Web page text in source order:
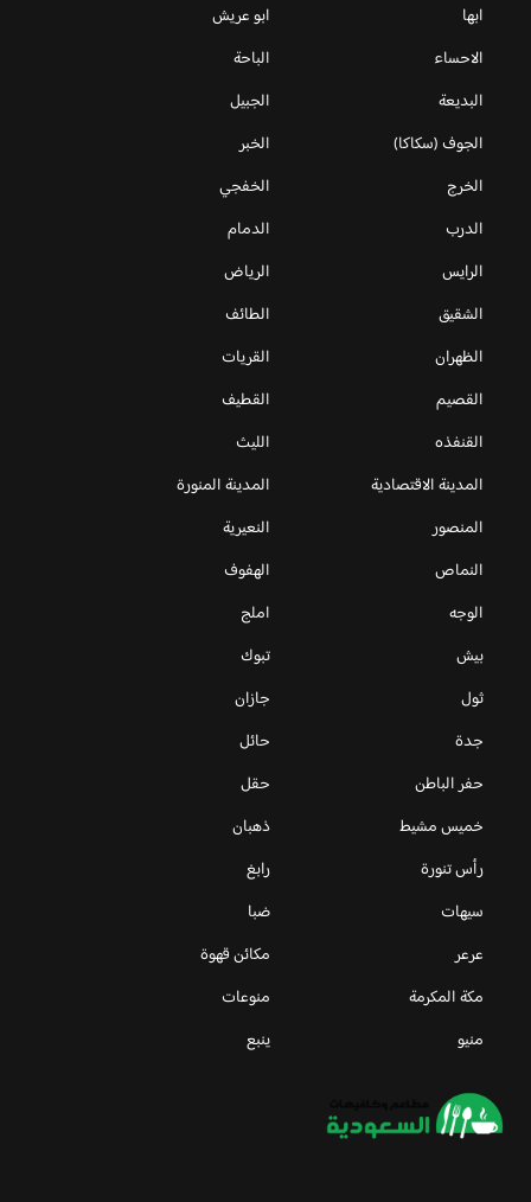
ابها
ابو عريش
الاحساء
الباحة
البديعة
الجبيل
الجوف (سكاكا)
الخبر
الخرج
الخفجي
الدرب
الدمام
الرايس
الرياض
الشقيق
الطائف
الظهران
القريات
القصيم
القطيف
القنفذه
الليث
المدينة الاقتصادية
المدينة المنورة
المنصور
النعيرية
النماص
الهفوف
الوجه
املج
بيش
تبوك
ثول
جازان
جدة
حائل
حفر الباطن
حقل
خميس مشيط
ذهبان
رأس تنورة
رابغ
سيهات
ضبا
عرعر
مكائن قهوة
مكة المكرمة
منوعات
منيو
ينبع